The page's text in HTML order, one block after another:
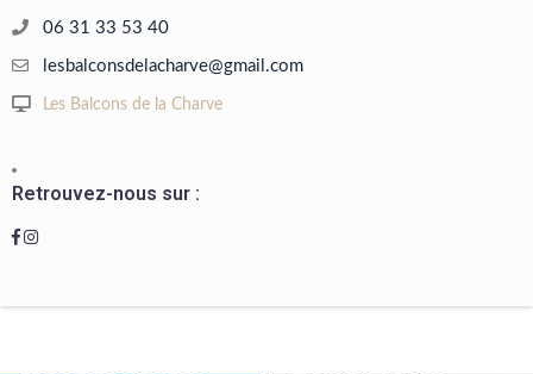
06 31 33 53 40
lesbalconsdelacharve@gmail.com
Les Balcons de la Charve
Retrouvez-nous sur :